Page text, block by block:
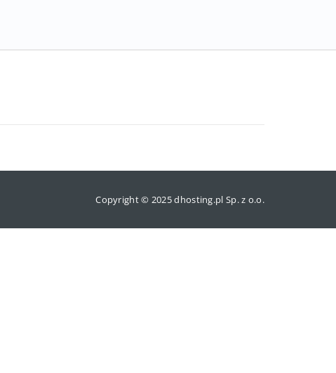
Copyright © 2025 dhosting.pl Sp. z o.o.